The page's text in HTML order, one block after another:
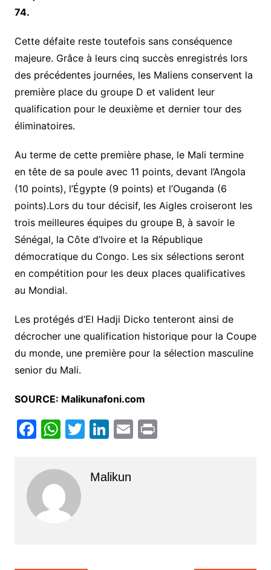
74.
Cette défaite reste toutefois sans conséquence
majeure. Grâce à leurs cinq succès enregistrés lors
des précédentes journées, les Maliens conservent la
première place du groupe D et valident leur
qualification pour le deuxième et dernier tour des
éliminatoires.
Au terme de cette première phase, le Mali termine
en tête de sa poule avec 11 points, devant l’Angola
(10 points), l’Égypte (9 points) et l’Ouganda (6
points).Lors du tour décisif, les Aigles croiseront les
trois meilleures équipes du groupe B, à savoir le
Sénégal, la Côte d’Ivoire et la République
démocratique du Congo. Les six sélections seront
en compétition pour les deux places qualificatives
au Mondial.
Les protégés d’El Hadji Dicko tenteront ainsi de
décrocher une qualification historique pour la Coupe
du monde, une première pour la sélection masculine
senior du Mali.
SOURCE: Malikunafoni.com
F
c
e
b
k
W
at
s
A
T
itt
er
Li
k
e
E Pr
Malikun